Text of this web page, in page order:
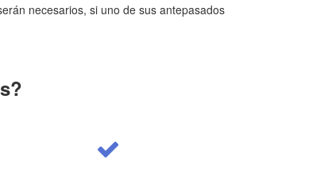
necesarios, si uno de sus antepasados